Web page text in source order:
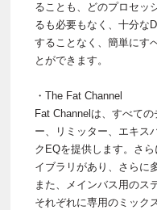
ることも、どのプロセッ
るも必要もなく、十分な
することなく、簡単にす
とができます。
・The Fat Channel
Fat Channelは、すべて
ー、リミッター、エキス
クEQを提供します。さ
イブラリがあり、さらに
また、メインバス用のス
それぞれに専用のミック